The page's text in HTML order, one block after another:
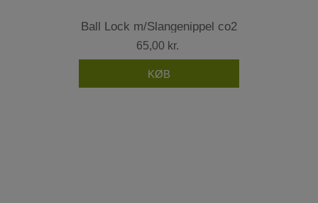
Ball Lock m/Slangenippel co2
65,00 kr.